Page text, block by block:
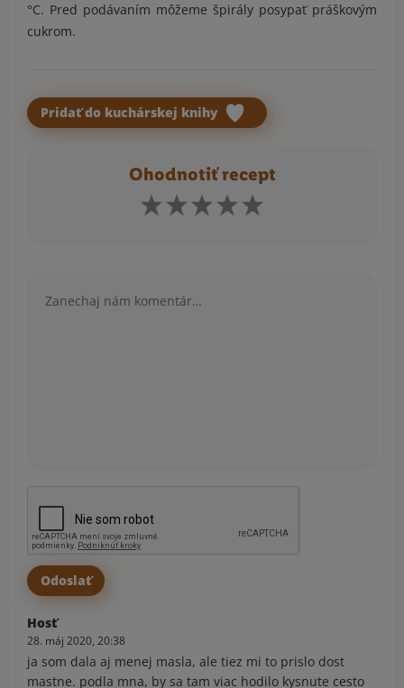
°C. Pred podávaním môžeme špirály posypať práškovým
cukrom.
Pridať do kuchárskej knihy
Ohodnotiť recept
Hosť
28. máj 2020, 20:38
ja som dala aj menej masla, ale tiez mi to prislo dost
mastne. podla mna, by sa tam viac hodilo kysnute cesto